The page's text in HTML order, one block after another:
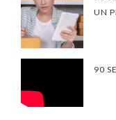
UN
90